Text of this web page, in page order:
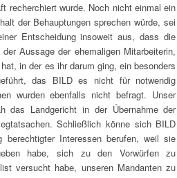
recherchiert wurde. Noch nicht einmal ein
der Behauptungen sprechen würde, sei
Entscheidung insoweit aus, dass die
Aussage der ehemaligen Mitarbeiterin,
in der es ihr darum ging, ein besonders
das BILD es nicht für notwendig
wurden ebenfalls nicht befragt. Unser
das Landgericht in der Übernahme der
Schließlich könne sich BILD
berechtigter Interessen berufen, weil sie
habe, sich zu den Vorwürfen zu
versucht habe, unseren Mandanten zu